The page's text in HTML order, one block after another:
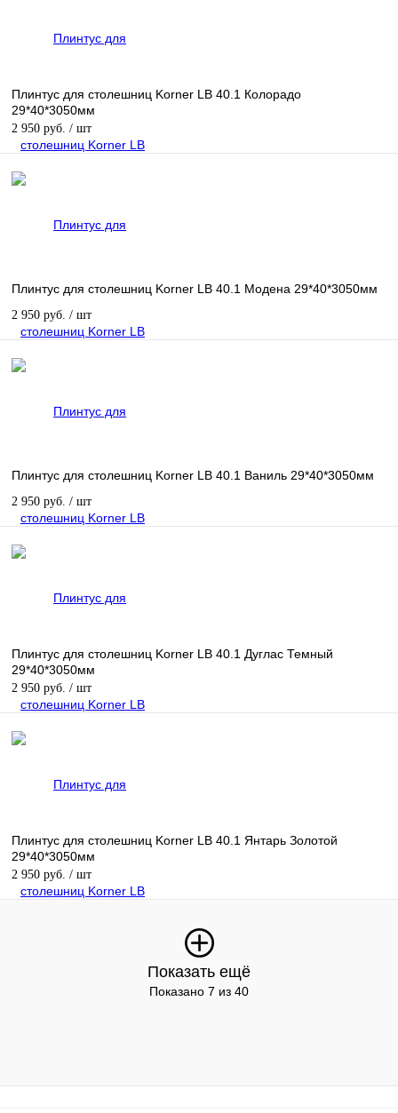
Плинтус для столешниц Korner LB 40.1 Колорадо
29*40*3050мм
2 950 руб. / шт
Плинтус для столешниц Korner LB 40.1 Модена 29*40*3050мм
2 950 руб. / шт
Плинтус для столешниц Korner LB 40.1 Ваниль 29*40*3050мм
2 950 руб. / шт
Плинтус для столешниц Korner LB 40.1 Дуглас Темный
29*40*3050мм
2 950 руб. / шт
Плинтус для столешниц Korner LB 40.1 Янтарь Золотой
29*40*3050мм
2 950 руб. / шт
Показать ещё
Показано 7 из 40